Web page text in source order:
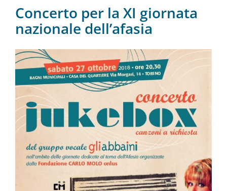
Concerto per la XI giornata
nazionale dell’afasia